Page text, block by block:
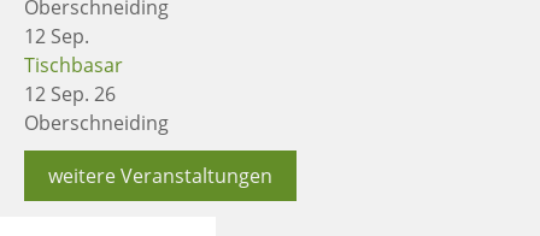
Oberschneiding
12 Sep.
Tischbasar
12 Sep. 26
Oberschneiding
weitere Veranstaltungen